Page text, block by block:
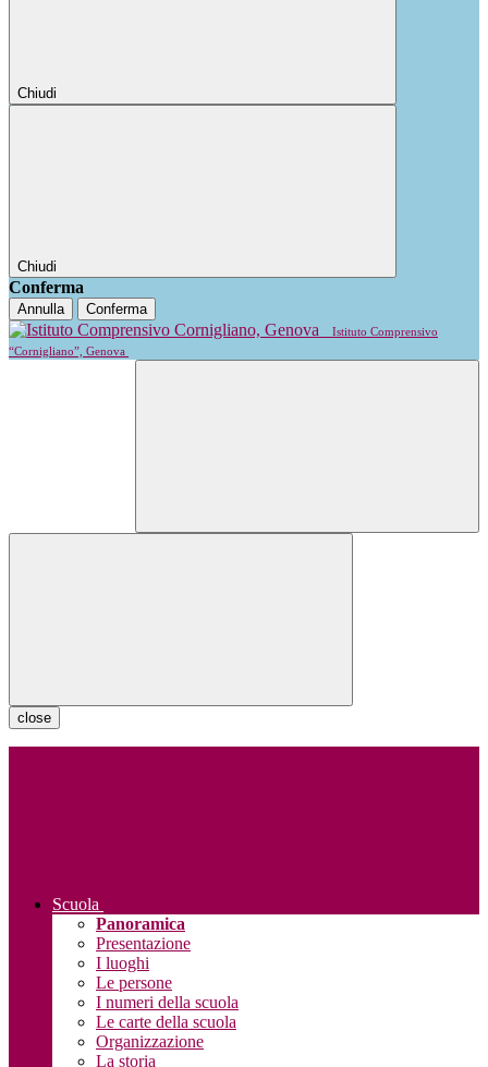
Chiudi
Chiudi
Conferma
Annulla Conferma
Istituto Comprensivo
“Cornigliano”, Genova
close
Scuola
Panoramica
Presentazione
I luoghi
Le persone
I numeri della scuola
Le carte della scuola
Organizzazione
La storia